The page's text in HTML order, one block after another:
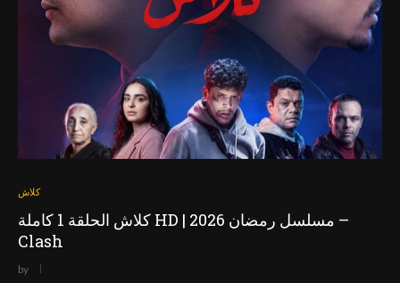
كلاش
كلاش الحلقة 1 كاملة HD | مسلسل رمضان 2026 –
Clash
by